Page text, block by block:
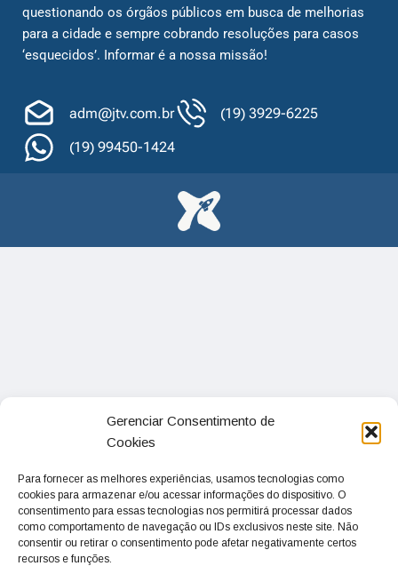
Gerenciar Consentimento de
Cookies
Para fornecer as melhores experiências, usamos tecnologias como
cookies para armazenar e/ou acessar informações do dispositivo. O
consentimento para essas tecnologias nos permitirá processar dados
como comportamento de navegação ou IDs exclusivos neste site. Não
consentir ou retirar o consentimento pode afetar negativamente certos
recursos e funções.
questionando os órgãos públicos em busca de melhorias
para a cidade e sempre cobrando resoluções para casos
‘esquecidos’. Informar é a nossa missão!
adm@jtv.com.br
(19) 3929-6225
(19) 99450-1424